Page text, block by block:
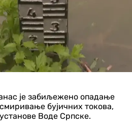
је забиљежено опадање
бујичних токова,
Воде Српске.